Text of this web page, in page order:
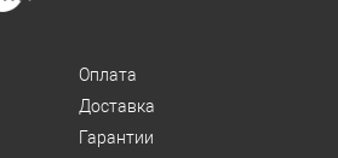
Оплата
Доставка
Гарантии